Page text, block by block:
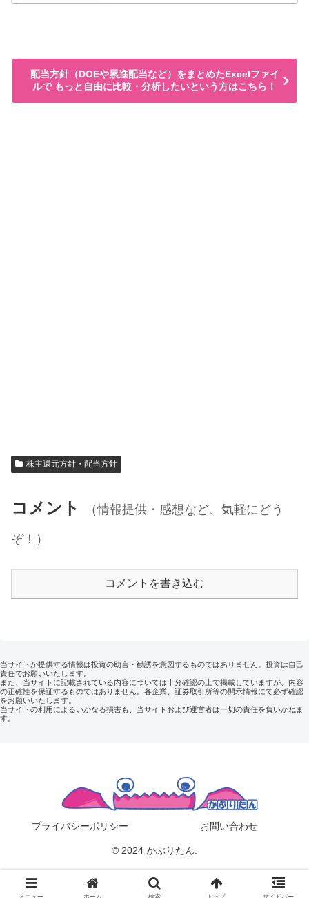
配当方針（DOEや累進配当など）をまとめたExcelファイ
ルで もっと自由に比較・分析したいという方はこちら！
株主還元方針・配当方針
コメント
（情報提供・感想など、気軽にどう
ぞ！）
コメントを書き込む
当サイトが提供する情報は投資の助言・勧誘を意図するものではありません。投資は自己
責任でお願いいたします。
また、当サイトに記載されている内容については十分確認の上で掲載していますが、内容
の正確性を保証するものではありません。各企業、証券取引所等の開示情報にて必ず確認
をお願いいたします。
当サイトの利用によるいかなる損害も、当サイトおよび運営者は一切の責任を負いかねま
す。
プライバシーポリシー お問い合わせ
© 2024 かぶりたん.
メニュー ホーム 検索 トップ サイドバー